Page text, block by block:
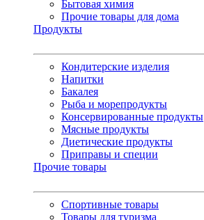
Бытовая химия
Прочие товары для дома
Продукты
Кондитерские изделия
Напитки
Бакалея
Рыба и морепродукты
Консервированные продукты
Мясные продукты
Диетические продукты
Приправы и специи
Прочие товары
Спортивные товары
Товары для туризма